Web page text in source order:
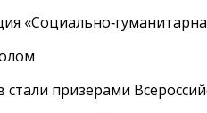
призерами